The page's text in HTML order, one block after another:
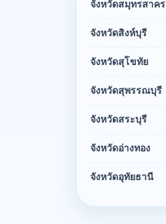
จังหวัดสมุทรสาคร
จังหวัดสิงห์บุรี
จังหวัดสุโขทัย
จังหวัดสุพรรณบุรี
จังหวัดสระบุรี
จังหวัดอ่างทอง
จังหวัดอุทัยธานี